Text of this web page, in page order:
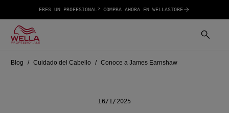
ERES UN PROFESIONAL? COMPRA AHORA EN WELLASTORE
Blog Cuidado del Cabello Conoce a James Earnshaw
16/1/2025